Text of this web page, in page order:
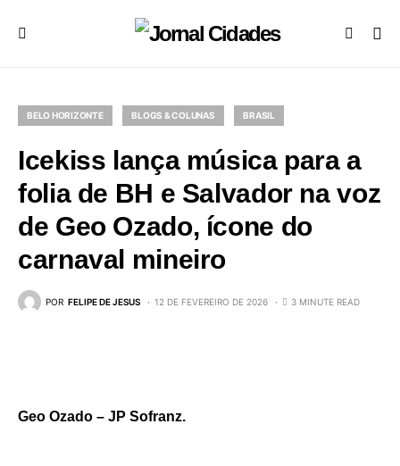
BELO HORIZONTE BLOGS & COLUNAS BRASIL
Icekiss lança música para a
folia de BH e Salvador na voz
de Geo Ozado, ícone do
carnaval mineiro
POR FELIPE DE JESUS 12 DE FEVEREIRO DE 2026 3 MINUTE READ
Geo Ozado – JP Sofranz.